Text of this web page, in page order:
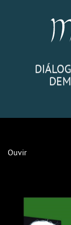
Ouvir